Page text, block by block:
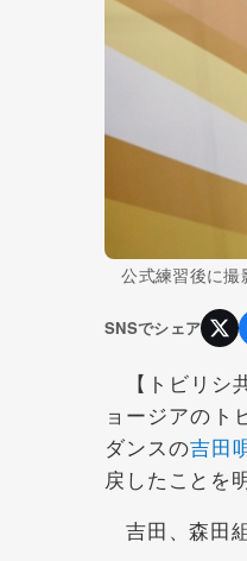
公式練習後に撮
SNSでシェア
【トビリシ
ョージアのト
ダンスの吉田
戻したことを
吉田、森田